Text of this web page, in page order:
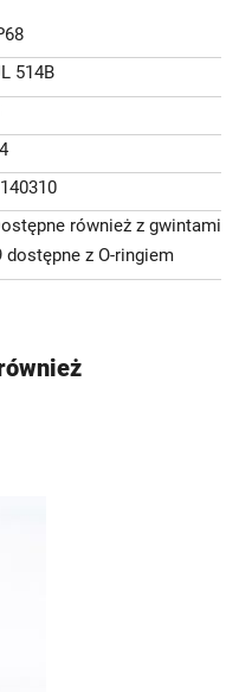
514B
również z gwintami
dostępne z O-ringiem